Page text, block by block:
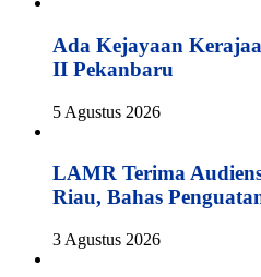
Ada Kejayaan
II Pekanbaru
5 Agustus 2026
LAMR Terima
Riau, Bahas
3 Agustus 2026